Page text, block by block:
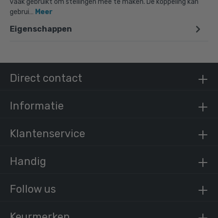
vaak gebruikt om stellingen mee te maken. De koppeling kan
gebrui… Meer
Eigenschappen
Follow us
Direct contact
Informatie
Klantenservice
Handig